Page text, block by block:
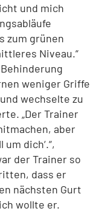
und mich
zum grünen
Niveau.“
weniger Griffe
wechselte zu
„Der Trainer
aber
dich‘.“,
der Trainer so
dass er
nächsten Gurt
wollte er.